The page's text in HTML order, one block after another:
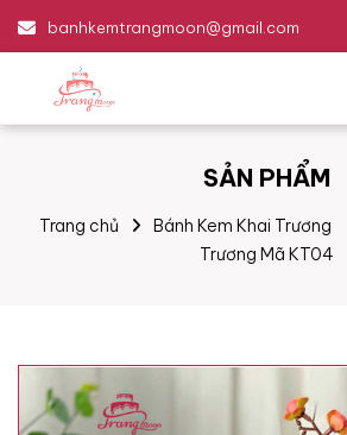
banhkemtrangmoon@gmail.com
SẢN PHẨM
Trang chủ Bánh Kem Khai Trương
Trương Mã KT04